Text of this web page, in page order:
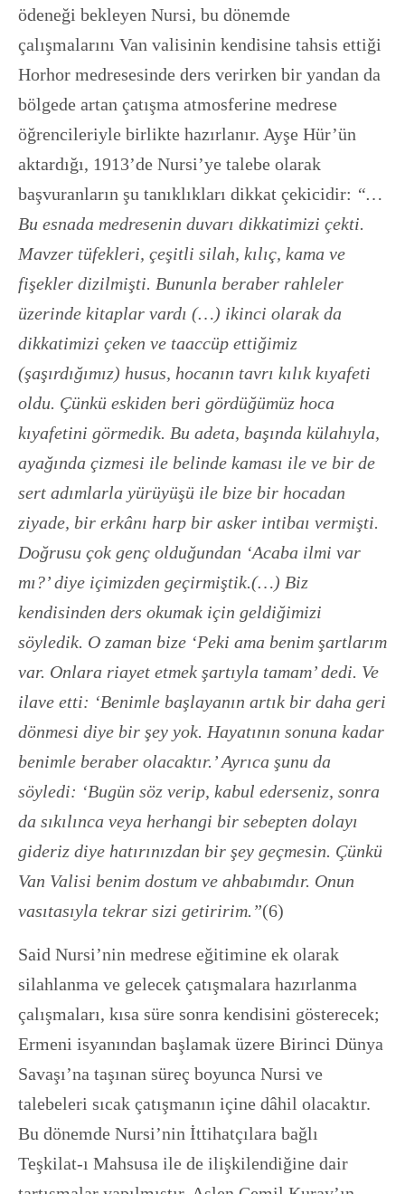
ödeneği bekleyen Nursi, bu dönemde
çalışmalarını Van valisinin kendisine tahsis ettiği
Horhor medresesinde ders verirken bir yandan da
bölgede artan çatışma atmosferine medrese
öğrencileriyle birlikte hazırlanır. Ayşe Hür’ün
aktardığı, 1913’de Nursi’ye talebe olarak
başvuranların şu tanıklıkları dikkat çekicidir: “…
Bu esnada medresenin duvarı dikkatimizi çekti.
Mavzer tüfekleri, çeşitli silah, kılıç, kama ve
fişekler dizilmişti. Bununla beraber rahleler
üzerinde kitaplar vardı (…) ikinci olarak da
dikkatimizi çeken ve taaccüp ettiğimiz
(şaşırdığımız) husus, hocanın tavrı kılık kıyafeti
oldu. Çünkü eskiden beri gördüğümüz hoca
kıyafetini görmedik. Bu adeta, başında külahıyla,
ayağında çizmesi ile belinde kaması ile ve bir de
sert adımlarla yürüyüşü ile bize bir hocadan
ziyade, bir erkânı harp bir asker intibaı vermişti.
Doğrusu çok genç olduğundan ‘Acaba ilmi var
mı?’ diye içimizden geçirmiştik.(…) Biz
kendisinden ders okumak için geldiğimizi
söyledik. O zaman bize ‘Peki ama benim şartlarım
var. Onlara riayet etmek şartıyla tamam’ dedi. Ve
ilave etti: ‘Benimle başlayanın artık bir daha geri
dönmesi diye bir şey yok. Hayatının sonuna kadar
benimle beraber olacaktır.’ Ayrıca şunu da
söyledi: ‘Bugün söz verip, kabul ederseniz, sonra
da sıkılınca veya herhangi bir sebepten dolayı
gideriz diye hatırınızdan bir şey geçmesin. Çünkü
Van Valisi benim dostum ve ahbabımdır. Onun
vasıtasıyla tekrar sizi getiririm.”(6)
Said Nursi’nin medrese eğitimine ek olarak
silahlanma ve gelecek çatışmalara hazırlanma
çalışmaları, kısa süre sonra kendisini gösterecek;
Ermeni isyanından başlamak üzere Birinci Dünya
Savaşı’na taşınan süreç boyunca Nursi ve
talebeleri sıcak çatışmanın içine dâhil olacaktır.
Bu dönemde Nursi’nin İttihatçılara bağlı
Teşkilat-ı Mahsusa ile de ilişkilendiğine dair